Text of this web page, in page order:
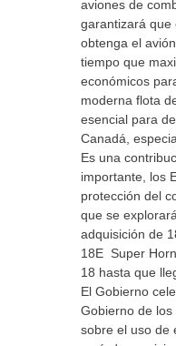
aviones de
garantizará que
obtenga el
tiempo que
económicos
moderna flota
esencial para
Canadá,
Es una
importante, los
protección del
que se
adquisición de
18E Super
18 hasta que
El Gobierno
Gobierno de los
sobre el uso de